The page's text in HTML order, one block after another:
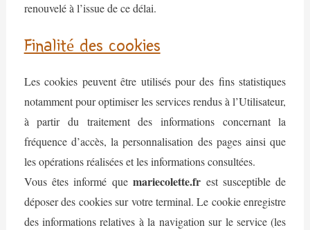
renouvelé à l’issue de ce délai.
Finalité des cookies
Les cookies peuvent être utilisés pour des fins statistiques
notamment pour optimiser les services rendus à l’Utilisateur,
à partir du traitement des informations concernant la
fréquence d’accès, la personnalisation des pages ainsi que
les opérations réalisées et les informations consultées.
Vous êtes informé quemariecolette.fr est susceptible de
déposer des cookies sur votre terminal. Le cookie enregistre
des informations relatives à la navigation sur le service (les